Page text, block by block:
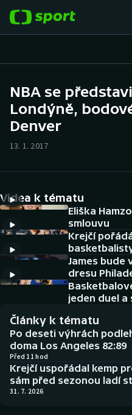
Hokej
Cyklistika
DALŠÍ SPORTY
Americký fotbal
Baseball a softbal
Biatlon
Boby a skeleton
NEPŘEHLÉDNĚTE
Soutěže
Aplikace ČT sport
AZ kvíz
NBA se
Londýně,
Denver
13. 1. 2017
Videa k tématu
Eliška
smlouvu
Krejčí
James bude
dresu
jeden duel
Články k tématu
Po deseti výhrách
doma Los Angeles 82:89
Před 11 hod
Krejčí uspořádal kemp
sám před sezonou ladí
31. 7. 2026